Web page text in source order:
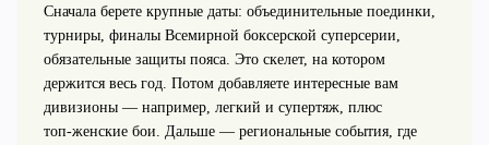
Сначала берете крупные даты: объединительные поединки,
турниры, финалы Всемирной боксерской суперсерии,
обязательные защиты пояса. Это скелет, на котором
держится весь год. Потом добавляете интересные вам
дивизионы — например, легкий и супертяж, плюс
топ‑женские бои. Дальше — региональные события, где